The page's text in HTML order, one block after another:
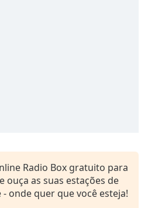
Radio Box gratuito para
ouça as suas estações de
onde quer que você esteja!